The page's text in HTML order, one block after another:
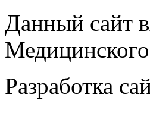
Данный сайт
Разработка